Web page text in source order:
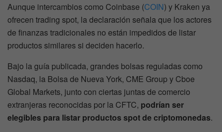
Aunque intercambios como Coinbase (COIN) y Kraken ya
ofrecen trading spot, la declaración señala que los actores
de finanzas tradicionales no están impedidos de listar
productos similares si deciden hacerlo.
Bajo la guía publicada, grandes bolsas reguladas como
Nasdaq, la Bolsa de Nueva York, CME Group y Cboe
Global Markets, junto con ciertas juntas de comercio
extranjeras reconocidas por la CFTC, podrían ser
elegibles para listar productos spot de criptomonedas.